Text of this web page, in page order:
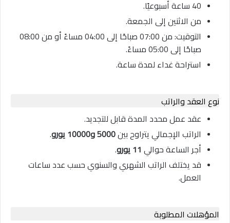
40 ساعة أسبوعيًا.
من الاثنين إلى الجمعة.
التوقيت: من 07:00 صباحًا إلى 04:00 مساءً أو من 08:00
صباحًا إلى 05:00 مساءً.
استراحة غداء لمدة ساعة.
نوع العقد والراتب
عقد عمل محدد المدة قابل للتجديد.
الراتب الإجمالي يتراوح بين5000 و10000 يورو
.
أجر الساعة حوالي 11 يورو
.
قد يختلف الراتب الشهري والسنوي حسب عدد ساعات
العمل.
المؤهلات المطلوبة